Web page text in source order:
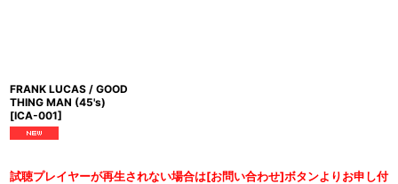
FRANK LUCAS / GOOD
THING MAN (45's)
[ICA-001]
試聴プレイヤーが再生されない場合は[お問い合わせ]ボタンよりお申し付